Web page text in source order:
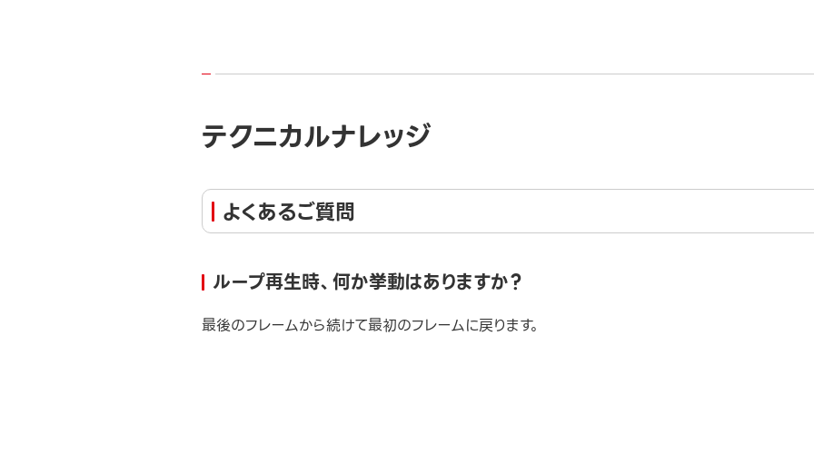
テクニカルナレッジ
よくあるご質問
ループ再生時、何か挙動はありますか？
最後のフレームから続けて最初のフレームに戻ります。